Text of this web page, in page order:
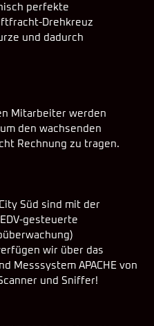
perfekte
Drehkreuz
und dadurch
Mitarbeiter werden
den wachsenden
Rechnung zu tragen.
Süd sind mit der
gesteuerte
wir über das
Messsystem APACHE von
und Sniffer!